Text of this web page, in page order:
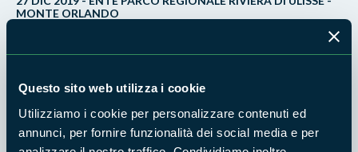
Questo sito web utilizza i cookie
Utilizziamo i cookie per personalizzare contenuti ed
annunci, per fornire funzionalità dei social media e per
MONTE ORLANDO
scoperta del fantastico mondo delle
16 OTT 2019 - ENTE PARCO REGIONALE RIVIERA DI ULISSE -
MONTE ORLANDO